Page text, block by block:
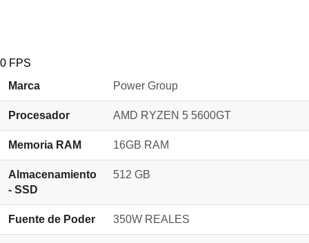
0 FPS
Marca
Power Group
Procesador AMD RYZEN 5 5600GT
Memoria RAM 16GB RAM
Almacenamiento
- SSD
512 GB
Fuente de Poder 350W REALES